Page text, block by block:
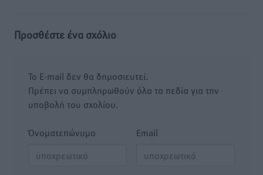
Προσθέστε ένα σχόλιο
Το E-mail δεν θα δημοσιευτεί.
Πρέπει να συμπληρωθούν όλα τα πεδία για την
υποβολή του σχολίου.
Όνοματεπώνυμο Email